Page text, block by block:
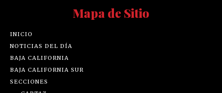
Mapa de Sitio
INICIO
NOTICIAS DEL DÍA
BAJA CALIFORNIA
BAJA CALIFORNIA SUR
SECCIONES